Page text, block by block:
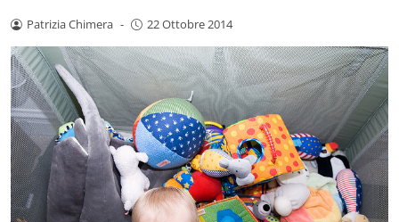
Patrizia Chimera - 22 Ottobre 2014